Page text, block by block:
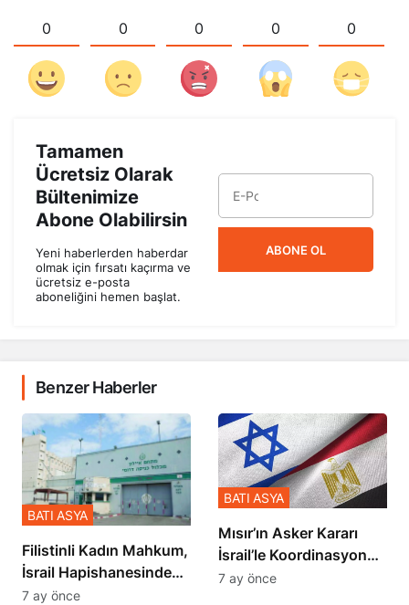
0 0 0 0 0
Tamamen
Ücretsiz Olarak
Bültenimize
Abone Olabilirsin
Yeni haberlerden haberdar
olmak için fırsatı kaçırma ve
ücretsiz e-posta
aboneliğini hemen başlat.
ABONE OL
Benzer Haberler
Filistinli Kadın Mahkum,
İsrail Hapishanesindeki
Zulmü Anlattı
BATI ASYA
7 ay önce
Mısır’ın Asker Kararı
İsrail’le Koordinasyon
İçinde Gerçekleşmiş
BATI ASYA
7 ay önce